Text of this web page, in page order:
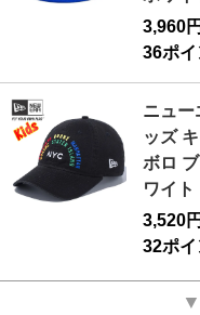
3,960
36ポイ
ニュー
ッズ
ボロ
ワイト
3,520
32ポイ